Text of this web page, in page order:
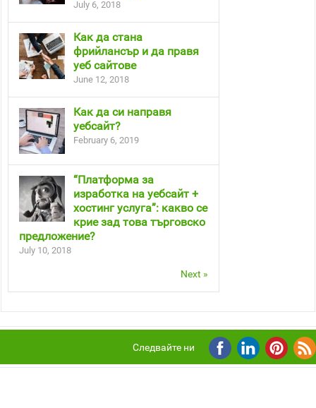
July 6, 2018
Как да стана
фрийлансър и да правя
уеб сайтове
June 12, 2018
Как да си направя
уебсайт?
February 6, 2019
“Платформа за
изработка на уебсайт +
хостинг услуга”: какво се
крие зад това търговско
предложение?
July 10, 2018
Next »
Следвайте ни